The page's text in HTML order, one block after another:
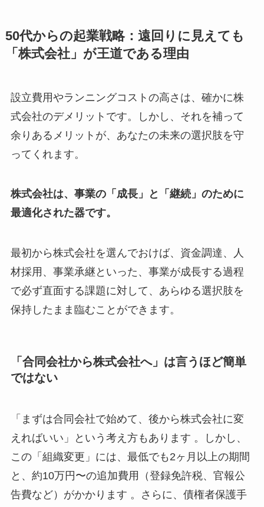
50代からの起業戦略：遠回りに見えても
「株式会社」が王道である理由
設立費用やランニングコストの高さは、確かに株
式会社のデメリットです。しかし、それを補って
余りあるメリットが、あなたの未来の選択肢を守
ってくれます。
株式会社は、事業の「成長」と「継続」のために
最適化された器です。
最初から株式会社を選んでおけば、資金調達、人
材採用、事業承継といった、事業が成長する過程
で必ず直面する課題に対して、あらゆる選択肢を
保持したまま臨むことができます。
「合同会社から株式会社へ」は言うほど簡単
ではない
「まずは合同会社で始めて、後から株式会社に変
えればいい」という考え方もあります 。しかし、
この「組織変更」には、最低でも2ヶ月以上の期間
と、約10万円〜の追加費用（登録免許税、官報公
告費など）がかかります 。さらに、債権者保護手